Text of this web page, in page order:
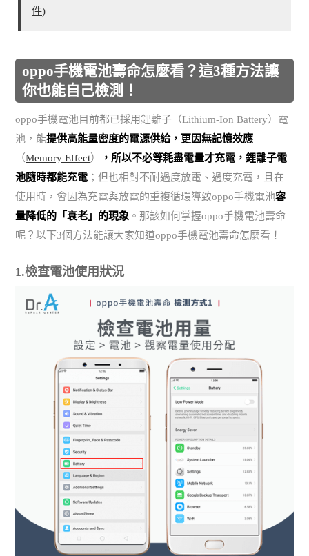
件)
oppo手機電池壽命怎麼看？這3種方法讓
你也能自己檢測！
oppo手機電池目前都已採用鋰離子（Lithium-Ion Battery）電
池，能提供高能量密度的電源供給，更因無記憶效應
（Memory Effect）
，所以不必等耗盡電量才充電，鋰離子電
池隨時都能充電 ；但也相對不耐過度放電、過度充電，且在
使用時，會因為充電與放電的重複循環導致oppo手機電池容
量降低的「衰老」的現象 。那該如何掌握oppo手機電池壽命
呢？以下3個方法能讓大家知道oppo手機電池壽命怎麼看！
1.檢查電池使用狀況